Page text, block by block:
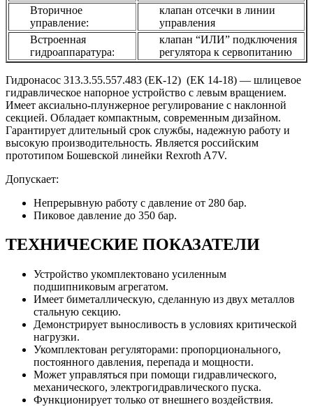
Вторичное
управление:
клапан отсечки в линии
управления
Встроенная
гидроаппаратура:
клапан “ИЛИ” подключения
регулятора к сервопитанию
Гидронасос 313.3.55.557.483 (ЕК-12) (ЕК 14-18) — шлицевое
гидравлическое напорное устройство с левым вращением.
Имеет аксиально-плунжерное регулирование с наклонной
секцией. Обладает компактным, современным дизайном.
Гарантирует длительный срок службы, надежную работу и
высокую производительность. Является российским
прототипом Бошевской линейки Rexroth A7V.
Допускает:
Непрерывную работу с давление от 280 бар.
Пиковое давление до 350 бар.
ТЕХНИЧЕСКИЕ ПОКАЗАТЕЛИ
Устройство укомплектовано усиленным
подшипниковым агрегатом.
Имеет биметаллическую, сделанную из двух металлов
стальную секцию.
Демонстрирует выносливость в условиях критической
нагрузки.
Укомплектован регуляторами: пропорционального,
постоянного давления, перепада и мощности.
Может управляться при помощи гидравлического,
механического, электрогидравлического пуска.
Функционирует только от внешнего воздействия.